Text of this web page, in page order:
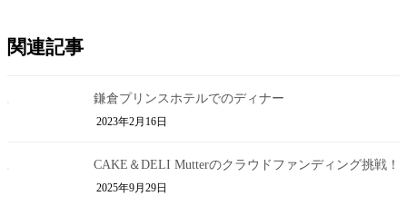
関連記事
鎌倉プリンスホテルでのディナー
2023年2月16日
CAKE＆DELI Mutterのクラウドファンディング挑戦！
2025年9月29日